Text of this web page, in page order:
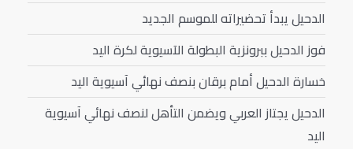
الدحيل يبدأ تحضيراته للموسم الجديد
فوز الدحيل ببرونزية البطولة الآسيوية لكرة اليد
خسارة الدحيل أمام برقان بنصف نهائي آسيوية اليد
الدحيل يجتاز العربي ويضمن التأهل لنصف نهائي آسيوية
اليد